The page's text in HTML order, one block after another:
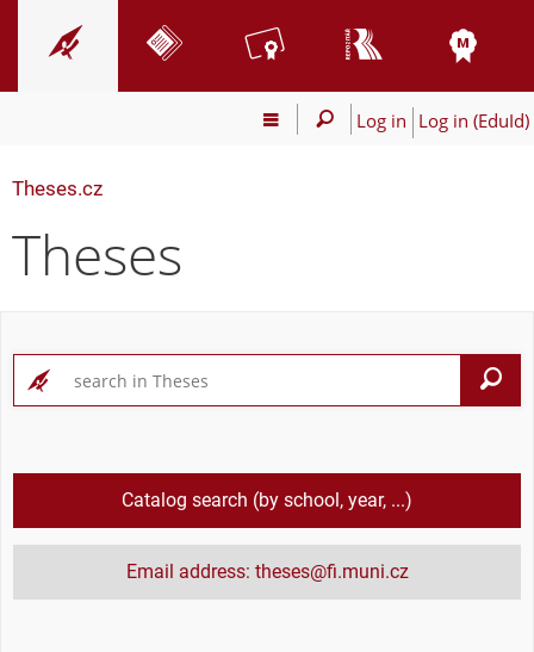
Log in Log in (EduId)
Theses.cz
Theses
Catalog search (by school, year, ...)
Email address: theses@fi.muni.cz